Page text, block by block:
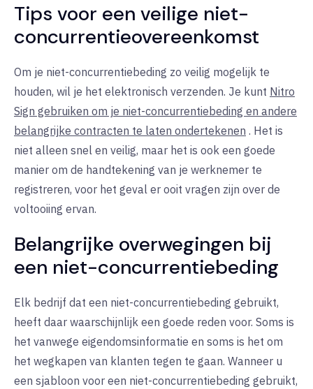
Tips voor een veilige niet-
concurrentieovereenkomst
Om je niet-concurrentiebeding zo veilig mogelijk te
houden, wil je het elektronisch verzenden. Je kunt Nitro
Sign gebruiken om je niet-concurrentiebeding en andere
belangrijke contracten te laten ondertekenen . Het is
niet alleen snel en veilig, maar het is ook een goede
manier om de handtekening van je werknemer te
registreren, voor het geval er ooit vragen zijn over de
voltooiing ervan.
Belangrijke overwegingen bij
een niet-concurrentiebeding
Elk bedrijf dat een niet-concurrentiebeding gebruikt,
heeft daar waarschijnlijk een goede reden voor. Soms is
het vanwege eigendomsinformatie en soms is het om
het wegkapen van klanten tegen te gaan. Wanneer u
een sjabloon voor een niet-concurrentiebeding gebruikt,